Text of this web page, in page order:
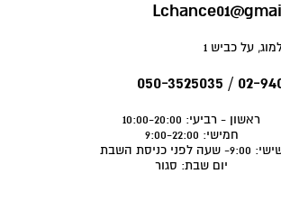
על כביש 1
02-9409414 /
ראשון - רביעי: 10:00-20:00
חמישי: 9:00-22:00
9:00- שעה לפני כניסת השבת
יום שבת: סגור